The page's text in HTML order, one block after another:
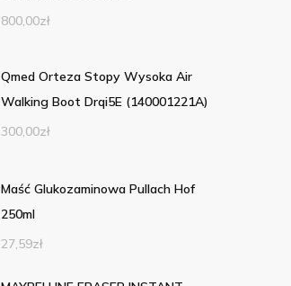
800,00zł
Qmed Orteza Stopy Wysoka Air
Walking Boot Drqi5E (140001221A)
300,00zł
Maść Glukozaminowa Pullach Hof
250ml
27,59zł